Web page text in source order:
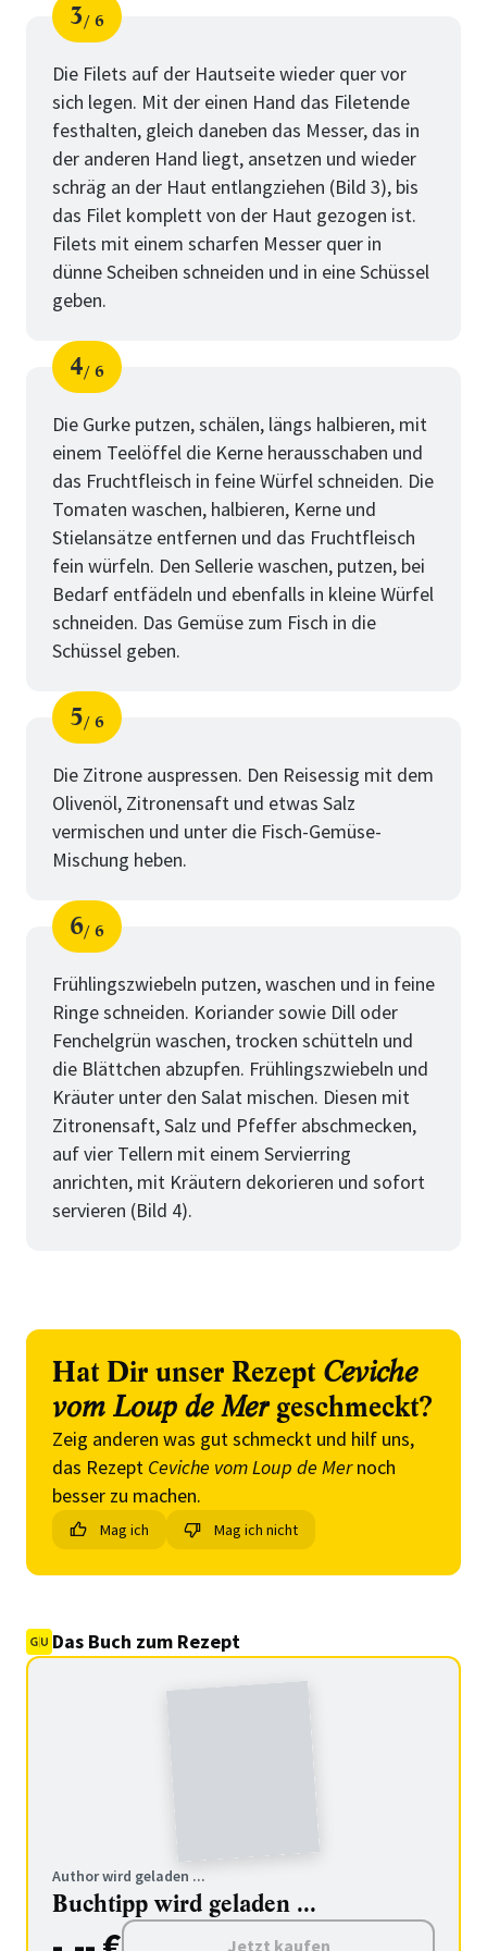
Schritt
3
von
6
Die Filets auf der Hautseite wieder quer vor
sich legen. Mit der einen Hand das Filetende
festhalten, gleich daneben das Messer, das in
der anderen Hand liegt, ansetzen und wieder
schräg an der Haut entlangziehen (Bild 3), bis
das Filet komplett von der Haut gezogen ist.
Filets mit einem scharfen Messer quer in
dünne Scheiben schneiden und in eine Schüssel
geben.
Schritt
4
von
6
Die Gurke putzen, schälen, längs halbieren, mit
einem Teelöffel die Kerne herausschaben und
das Fruchtfleisch in feine Würfel schneiden. Die
Tomaten waschen, halbieren, Kerne und
Stielansätze entfernen und das Fruchtfleisch
fein würfeln. Den Sellerie waschen, putzen, bei
Bedarf entfädeln und ebenfalls in kleine Würfel
schneiden. Das Gemüse zum Fisch in die
Schüssel geben.
Schritt
5
von
6
Die Zitrone auspressen. Den Reisessig mit dem
Olivenöl, Zitronensaft und etwas Salz
vermischen und unter die Fisch-Gemüse-
Mischung heben.
Schritt
6
von
6
Frühlingszwiebeln putzen, waschen und in feine
Ringe schneiden. Koriander sowie Dill oder
Fenchelgrün waschen, trocken schütteln und
die Blättchen abzupfen. Frühlingszwiebeln und
Kräuter unter den Salat mischen. Diesen mit
Zitronensaft, Salz und Pfeffer abschmecken,
auf vier Tellern mit einem Servierring
anrichten, mit Kräutern dekorieren und sofort
servieren (Bild 4).
Hat Dir unser Rezept Ceviche
vom Loup de Mergeschmeckt?
Zeig anderen was gut schmeckt und hilf uns,
das Rezept Ceviche vom Loup de Mernoch
besser zu machen.
Mag ich Mag ich nicht
Das Buch zum Rezept
Author wird geladen ...
Buchtipp wird geladen ...
Jetzt kaufen